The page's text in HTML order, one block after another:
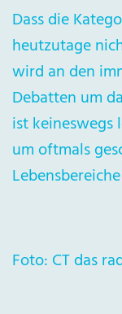
Dass die
heutzutage
wird an den
Debatten um
ist keineswegs
um oftmals
Foto: CT das